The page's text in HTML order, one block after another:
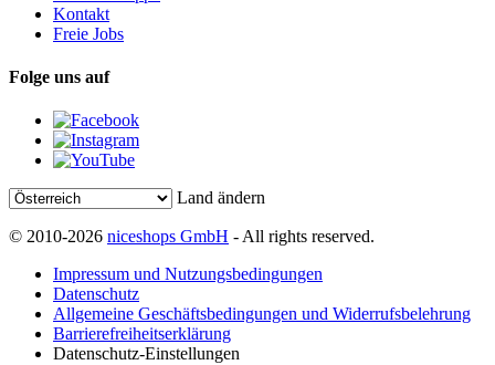
Kontakt
Freie Jobs
Folge uns auf
Land ändern
© 2010-2026 niceshops GmbH - All rights reserved.
Impressum und Nutzungsbedingungen
Datenschutz
Allgemeine Geschäftsbedingungen und Widerrufsbelehrung
Barrierefreiheitserklärung
Datenschutz-Einstellungen